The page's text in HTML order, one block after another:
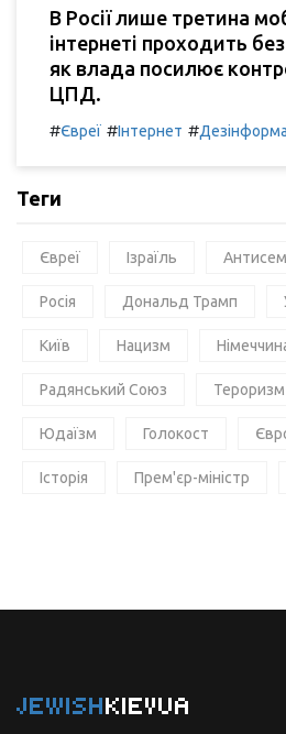
В Росії лише третина
інтернеті проходить
як влада посилює
ЦПД.
#Євреї #Інтернет #
Теги
Євреї Ізраїль
Росія Дональд Трамп
Київ Нацизм
Радянський Союз Тероризм
Юдаїзм Голокост
Історія Прем'єр-міністр
JEWISHKIEVUA